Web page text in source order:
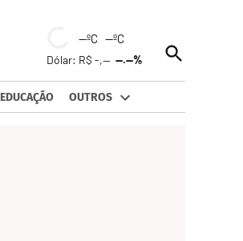
--ºC --ºC
Dólar: R$ -,----.--%
Open
Search
EDUCAÇÃO OUTROS